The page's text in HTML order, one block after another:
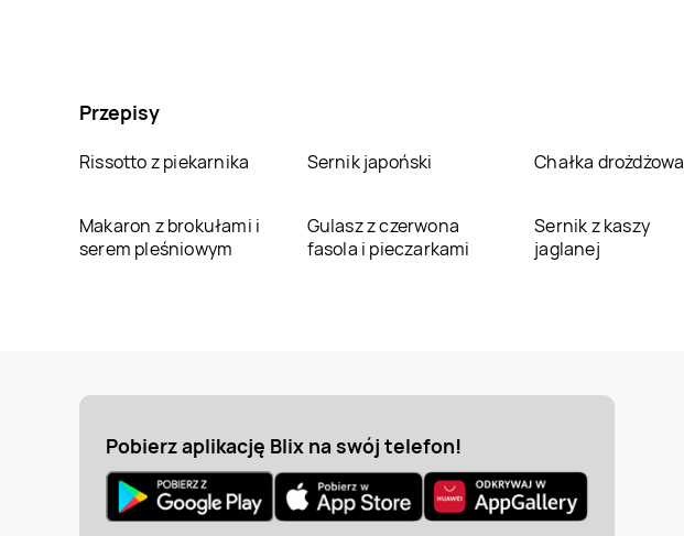
Przepisy
Rissotto z piekarnika Sernik japoński Chałka drożdżowa
Makaron z brokułami i
serem pleśniowym
Gulasz z czerwona
fasola i pieczarkami
Sernik z kaszy
jaglanej
Pobierz aplikację Blix na swój telefon!